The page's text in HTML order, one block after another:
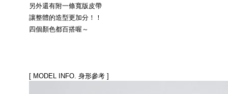
另外還有附一條寬版皮帶
讓整體的造型更加分！！
四個顏色都百搭喔～
[ MODEL INFO. 身形參考 ]